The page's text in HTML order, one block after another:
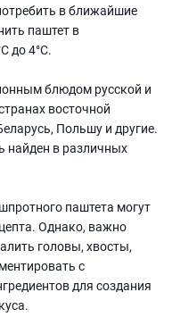
в ближайшие
паштет в
до 4°C.
блюдом русской и
восточной
Польшу и другие.
в различных
паштета могут
Однако, важно
головы, хвосты,
с
для создания